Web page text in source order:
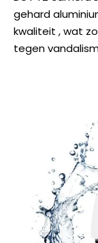
gehard
kwaliteit , wat
tegen